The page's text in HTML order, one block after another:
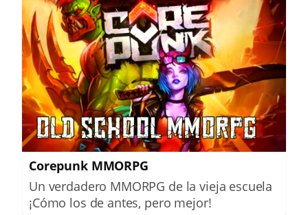
Corepunk MMORPG
Un verdadero MMORPG de la vieja escuela
¡Cómo los de antes, pero mejor!